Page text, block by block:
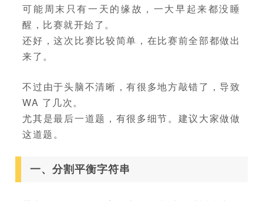
可能周末只有一天的缘故，一大早起来都没睡
醒，比赛就开始了。
还好，这次比赛比较简单，在比赛前全部都做出
来了。
不过由于头脑不清晰，有很多地方敲错了，导致
WA 了几次。
尤其是最后一道题，有很多细节。建议大家做做
这道题。
一、分割平衡字符串